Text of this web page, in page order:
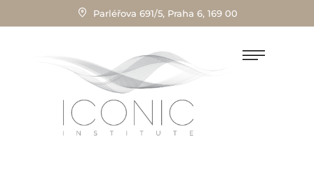
Parléřova 691/5, Praha 6, 169 00